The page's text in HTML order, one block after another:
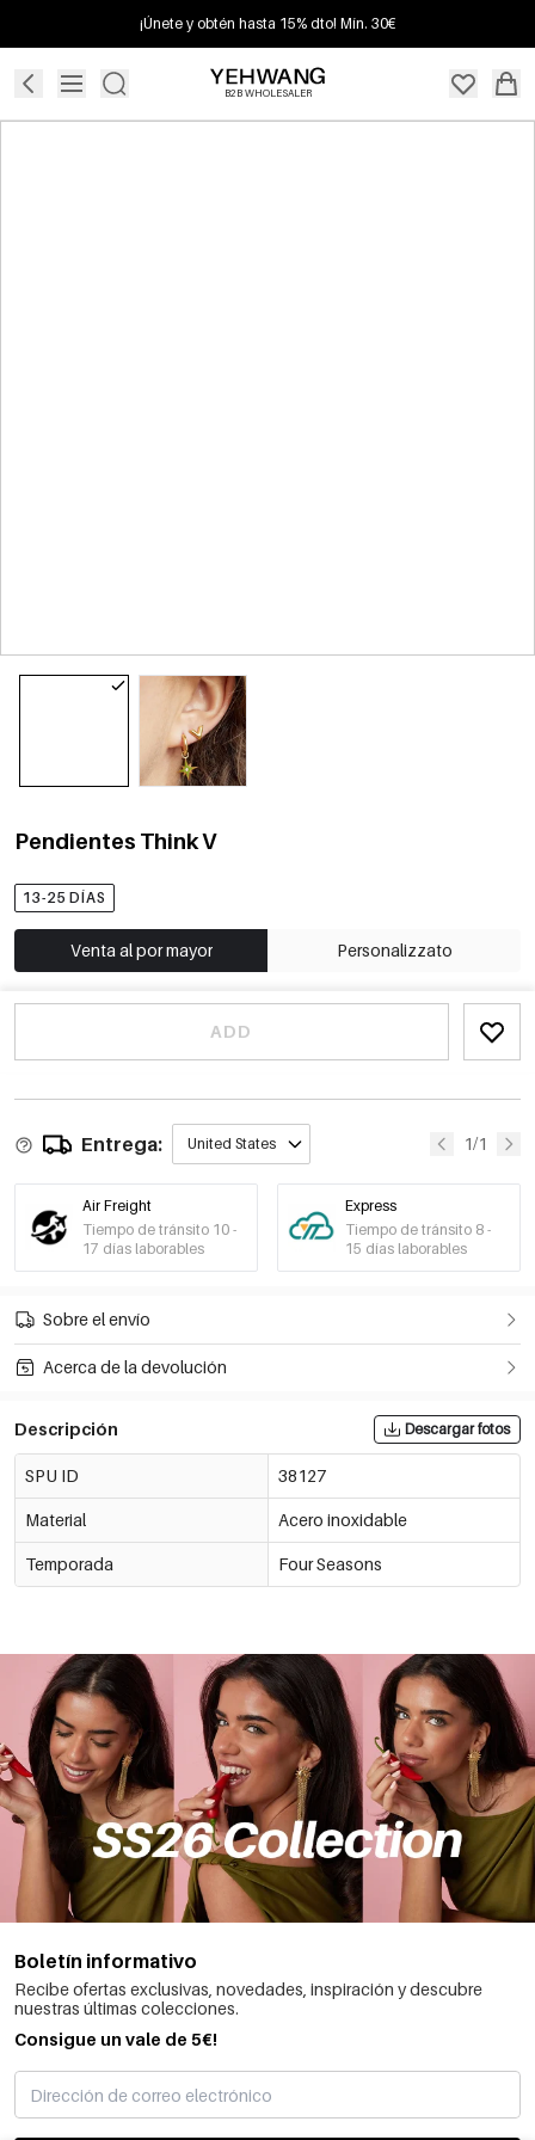
¡Únete y obtén hasta 15% dto! Mín. 30€
B2B WHOLESALER
Pendientes Think V
13-25 DÍAS
Venta al por mayor Personalizzato
ADD
Entrega: United States 1/1
Air Freight
Tiempo de tránsito 10 -
17 días laborables
Express
Tiempo de tránsito 8 -
15 días laborables
Sobre el envío
Acerca de la devolución
Descripción Descargar fotos
SPU ID 38127
Material Acero inoxidable
Temporada Four Seasons
Boletín informativo
Recibe ofertas exclusivas, novedades, inspiración y descubre
nuestras últimas colecciones.
Consigue un vale de 5€!